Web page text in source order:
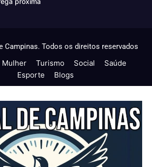
Campinas. Todos os direitos reservados
Mulher Turismo Social
Saúde
Esporte
Blogs